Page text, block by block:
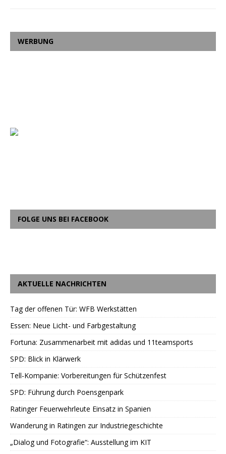
WERBUNG
FOLGE UNS BEI FACEBOOK
AKTUELLE NACHRICHTEN
Tag der offenen Tür: WFB Werkstätten
Essen: Neue Licht- und Farbgestaltung
Fortuna: Zusammenarbeit mit adidas und 11teamsports
SPD: Blick in Klärwerk
Tell-Kompanie: Vorbereitungen für Schützenfest
SPD: Führung durch Poensgenpark
Ratinger Feuerwehrleute Einsatz in Spanien
Wanderung in Ratingen zur Industriegeschichte
„Dialog und Fotografie“: Ausstellung im KIT